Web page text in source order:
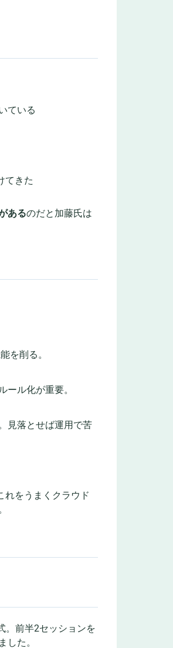
ている
てきた
あるのだと加藤氏は
を削る。
ル化が重要。
見落とせば運用で苦
れをうまくクラウド
。前半2セッションを
した。